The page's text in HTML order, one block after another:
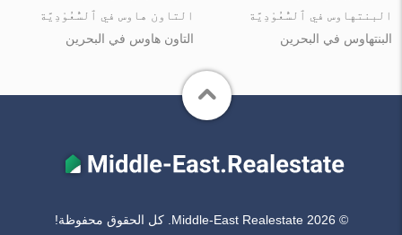
البنتهاوس في ٱلسُّعُوْدِيَّة
البنتهاوس في البحرين
التاون هاوس في ٱلسُّعُوْدِيَّة
التاون هاوس في البحرين
© Middle-East Realestate 2026. كل الحقوق محفوظة!